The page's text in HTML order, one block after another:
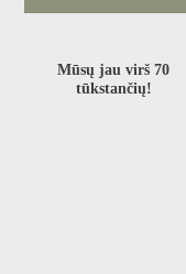
Mūsų jau virš 70
tūkstančių!